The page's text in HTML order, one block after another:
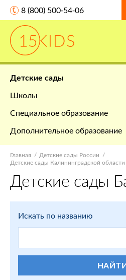
8 (800) 500-54-06
Детские сады
Школы
Специальное образование
Дополнительное образование
Главная
Детские сады России
Детские сады Калининградской области
Детские сады
Искать по названию